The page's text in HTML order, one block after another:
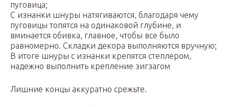
пуговица;
С изнанки шнуры натягиваются, благодаря чему
пуговицы топятся на одинаковой глубине, и
вминается обивка, главное, чтобы все было
равномерно. Складки декора выполняются вручную;
В итоге шнуры с изнанки крепятся степлером,
надежно выполнить крепление зигзагом
Лишние концы аккуратно срежьте.